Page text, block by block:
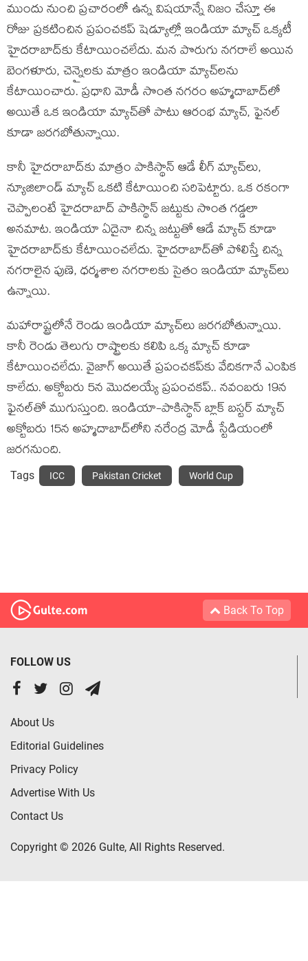
ముందు నుంచి ప్రచారంలో ఉన్న విషయాన్నే నిజం చేస్తూ ఈ
రోజు ప్రకటించిన ప్రపంచకప్ షెడ్యూల్లో ఇండియా మ్యాచ్‌ ఒక్కటీ
హైదరాబాద్‌కు కేటాయించలేదు. మన పొరుగు నగరాలే అయిన
బెంగళూరు, చెన్నైలకు మాత్రం ఇండియా మ్యాచ్‌లను
కేటాయించారు. ప్రధాని మోడీ సొంత నగరం అహ్మదాబాద్‌లో
అయితే ఒక ఇండియా మ్యాచ్‌తో పాటు ఆరంభ మ్యాచ్, ఫైనల్
కూడా జరగబోతున్నాయి.
కానీ హైదరాబాద్‌కు మాత్రం పాకిస్థాన్ ఆడే లీగ్ మ్యాచ్‌లు,
న్యూజిలాండ్ మ్యాచ్ ఒకటి కేటాయించి సరిపెట్టారు. ఒక రకంగా
చెప్పాలంటే హైదరాబాద్‌ పాకిస్థాన్ జట్టుకు సొంత గడ్డలా
అనమాట. ఇండియా ఏదైనా చిన్న జట్టుతో ఆడే మ్యాచ్ కూడా
హైదరాబాద్‌కు కేటాయించలేదు. హైదరాబాద్‌తో పోలిస్తే చిన్న
నగరాలైన పుణె, ధర్మశాల నగరాలకు సైతం ఇండియా మ్యాచ్‌లు
ఉన్నాయి.
మహారాష్ట్రలోనే రెండు ఇండియా మ్యాచ్‌లు జరగబోతున్నాయి.
కానీ రెండు తెలుగు రాష్ట్రాలకు కలిపి ఒక్క మ్యాచ్ కూడా
కేటాయించలేదు. వైజాగ్‌ అయితే ప్రపంచకప్‌కు వేదికగానే ఎంపిక
కాలేదు. అక్టోబరు 5న మొదలయ్యే ప్రపంచకప్.. నవంబరు 19న
ఫైనల్‌తో ముగుస్తుంది. ఇండియా-పాకిస్థాన్ బ్లాక్ బస్టర్ మ్యాచ్
అక్టోబరు 15న అహ్మదాబాద్‌లోని నరేంద్ర మోడీ స్టేడియంలో
జరగనుంది.
Tags ICC Pakistan Cricket World Cup
Back To Top
FOLLOW US
About Us
Editorial Guidelines
Privacy Policy
Advertise With Us
Contact Us
Copyright © 2026 Gulte, All Rights Reserved.